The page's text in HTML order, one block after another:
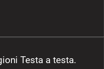
Testa a testa.